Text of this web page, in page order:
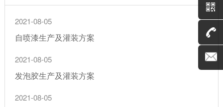
2021-08-05
自喷漆生产及灌装方案
2021-08-05
发泡胶生产及灌装方案
2021-08-05